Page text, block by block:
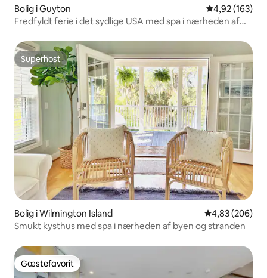
Bolig i Guyton 4,92 ud af 5 i
4,92 (163)
Fredfyldt ferie i det sydlige USA med spa i nærheden af
Superhost
Superhost
Bolig i Wilmington Island 4,83 ud af 5 i
4,83 (206)
Smukt kysthus med spa i nærheden af byen og stranden
Gæstefavorit
Gæstefavorit